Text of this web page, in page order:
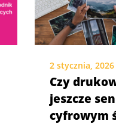
2 stycznia, 2026
Czy
jeszcze
cyfrowym